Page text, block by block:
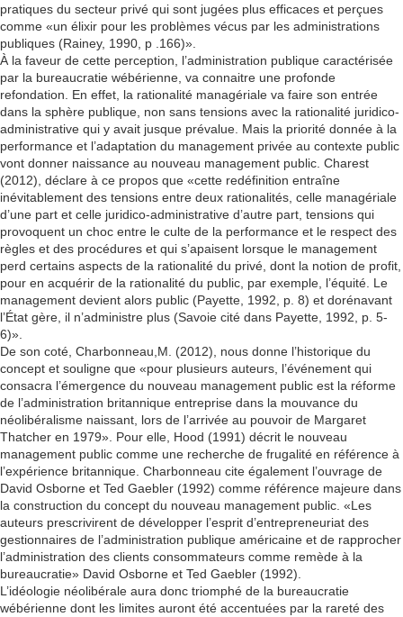
pratiques du secteur privé qui sont jugées plus efficaces et perçues
comme «un élixir pour les problèmes vécus par les administrations
publiques (Rainey, 1990, p .166)».
À la faveur de cette perception, l’administration publique caractérisée
par la bureaucratie wébérienne, va connaitre une profonde
refondation. En effet, la rationalité managériale va faire son entrée
dans la sphère publique, non sans tensions avec la rationalité juridico-
administrative qui y avait jusque prévalue. Mais la priorité donnée à la
performance et l’adaptation du management privée au contexte public
vont donner naissance au nouveau management public. Charest
(2012), déclare à ce propos que «cette redéfinition entraîne
inévitablement des tensions entre deux rationalités, celle managériale
d’une part et celle juridico-administrative d’autre part, tensions qui
provoquent un choc entre le culte de la performance et le respect des
règles et des procédures et qui s’apaisent lorsque le management
perd certains aspects de la rationalité du privé, dont la notion de profit,
pour en acquérir de la rationalité du public, par exemple, l’équité. Le
management devient alors public (Payette, 1992, p. 8) et dorénavant
l’État gère, il n’administre plus (Savoie cité dans Payette, 1992, p. 5-
6)».
De son coté, Charbonneau,M. (2012), nous donne l’historique du
concept et souligne que «pour plusieurs auteurs, l’événement qui
consacra l’émergence du nouveau management public est la réforme
de l’administration britannique entreprise dans la mouvance du
néolibéralisme naissant, lors de l’arrivée au pouvoir de Margaret
Thatcher en 1979». Pour elle, Hood (1991) décrit le nouveau
management public comme une recherche de frugalité en référence à
l’expérience britannique. Charbonneau cite également l’ouvrage de
David Osborne et Ted Gaebler (1992) comme référence majeure dans
la construction du concept du nouveau management public. «Les
auteurs prescrivirent de développer l’esprit d’entrepreneuriat des
gestionnaires de l’administration publique américaine et de rapprocher
l’administration des clients consommateurs comme remède à la
bureaucratie» David Osborne et Ted Gaebler (1992).
L’idéologie néolibérale aura donc triomphé de la bureaucratie
wébérienne dont les limites auront été accentuées par la rareté des